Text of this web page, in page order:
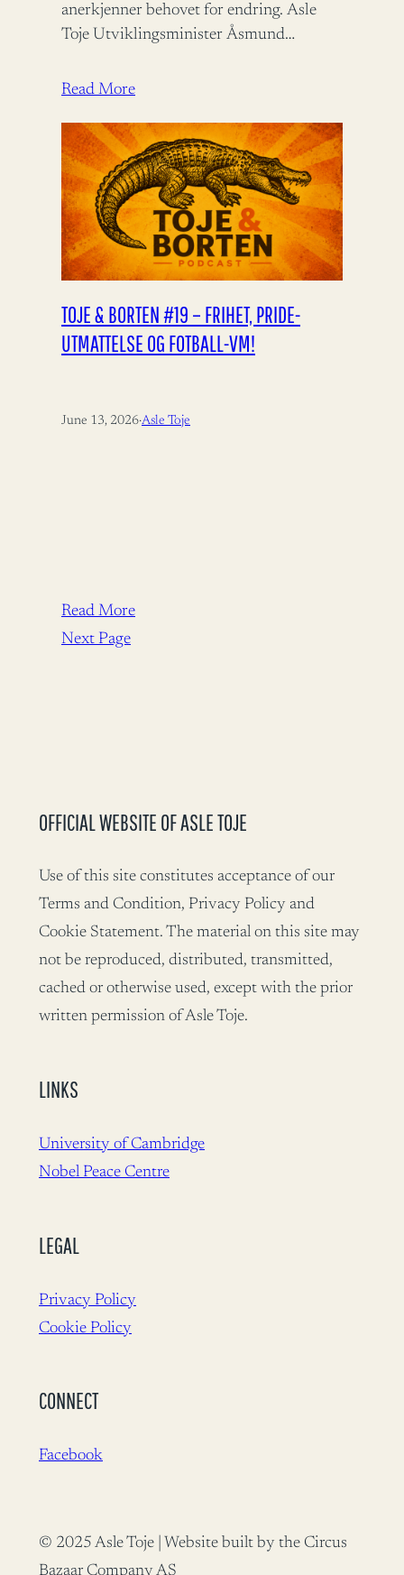
anerkjenner behovet for endring. Asle
Toje Utviklingsminister Åsmund
bistandsdebatten.…
Read More
TOJE & BORTEN #19 – FRIHET, PRIDE-
UTMATTELSE OG FOTBALL-VM!
June 13, 2026·Asle Toje
Read More
Next Page
OFFICIAL WEBSITE OF ASLE TOJE
Use of this site constitutes acceptance of our
Terms and Condition, Privacy Policy and
Cookie Statement. The material on this site may
not be reproduced, distributed, transmitted,
cached or otherwise used, except with the prior
written permission of Asle Toje.
LINKS
University of Cambridge
Nobel Peace Centre
LEGAL
Privacy Policy
Cookie Policy
CONNECT
Facebook
© 2025 Asle Toje | Website built by the Circus
Bazaar Company AS